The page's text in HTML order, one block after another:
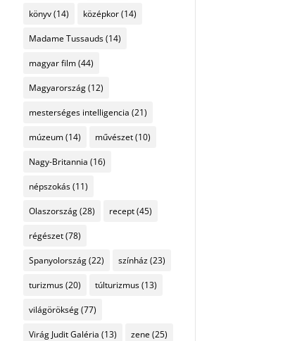
könyv(14) középkor(14)
Madame Tussauds(14)
magyar film(44)
Magyarország(12)
mesterséges intelligencia (21)
múzeum(14) művészet(10)
Nagy-Britannia (16)
népszokás(11)
Olaszország(28) recept(45)
régészet(78)
Spanyolország(22) színház(23)
turizmus(20) túlturizmus(13)
világörökség(77)
Virág Judit Galéria (13) zene (25)